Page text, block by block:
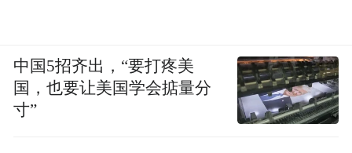
中国5招齐出，“要打疼美
国，也要让美国学会掂量分
寸”